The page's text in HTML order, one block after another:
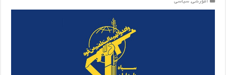
آموزشی, سیاسی